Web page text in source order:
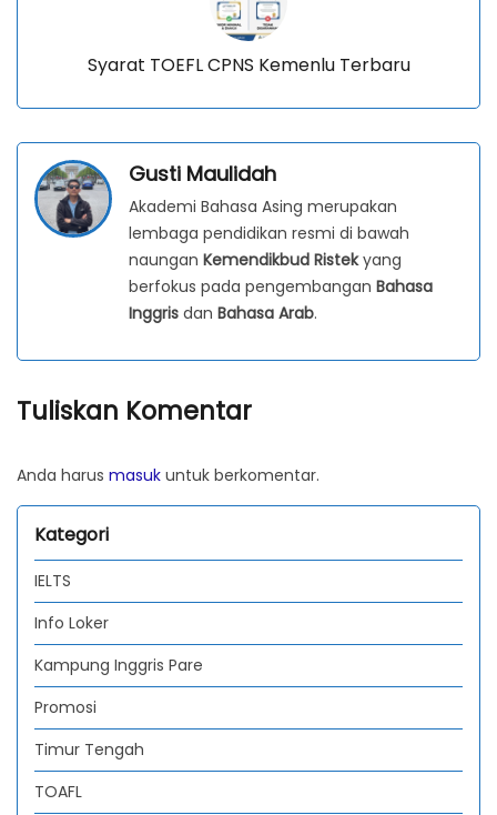
Syarat TOEFL CPNS Kemenlu Terbaru
Gusti Maulidah
Akademi Bahasa Asing merupakan
lembaga pendidikan resmi di bawah
naungan Kemendikbud Ristekyang
berfokus pada pengembangan Bahasa
Inggris dan Bahasa Arab.
Tuliskan Komentar
Anda harus masuk untuk berkomentar.
Kategori
IELTS
Info Loker
Kampung Inggris Pare
Promosi
Timur Tengah
TOAFL